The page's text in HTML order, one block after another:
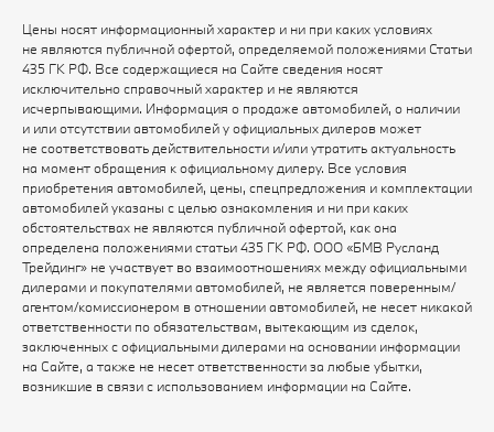
Цены носят информационный характер и ни при каких условиях
не являются публичной офертой, определяемой положениями Статьи
435 ГК РФ. Все содержащиеся на Сайте сведения носят
исключительно справочный характер и не являются
исчерпывающими. Информация о продаже автомобилей, о наличии
и или отсутствии автомобилей у официальных дилеров может
не соответствовать действительности и/или утратить актуальность
на момент обращения к официальному дилеру. Все условия
приобретения автомобилей, цены, спецпредложения и комплектации
автомобилей указаны с целью ознакомления и ни при каких
обстоятельствах не являются публичной офертой, как она
определена положениями статьи 435 ГК РФ. ООО «БМВ Русланд
Трейдинг» не участвует во взаимоотношениях между официальными
дилерами и покупателями автомобилей, не является поверенным/
агентом/комиссионером в отношении автомобилей, не несет никакой
ответственности по обязательствам, вытекающим из сделок,
заключенных с официальными дилерами на основании информации
на Сайте, а также не несет ответственности за любые убытки,
возникшие в связи с использованием информации на Сайте.